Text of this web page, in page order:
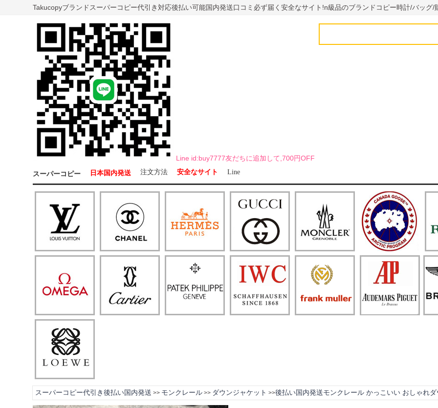
Takucopyブランドスーパーコピー代引き対応後払い可能国内発送口コミ必ず届く安全なサイト!n級品のブランドコピー時計/バッ
Line id:buy7777友だちに追加して,700円OFF
スーパーコピー 日本国内発送 注文方法 安全なサイト Line
スーパーコピー代引き後払い国内発送 >> モンクレール >> ダウンジャケット >>後払い国内発送モンクレール かっこいい おしゃれ